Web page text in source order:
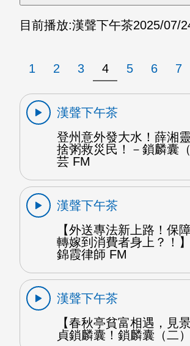
目前播放:漢聲下午茶2025/07/
1 2 3 4 5 6 7
漢聲下午茶
登州意外發大水！薛湘
捨粥救災民！－鎖麟囊
芸 FM
漢聲下午茶
【外送專法新上路！保
轉嫁到消費者身上？！
錦霞律師 FM
漢聲下午茶
【春秋亭貧富相遇，見
貞鎖麟囊！鎖麟囊（二